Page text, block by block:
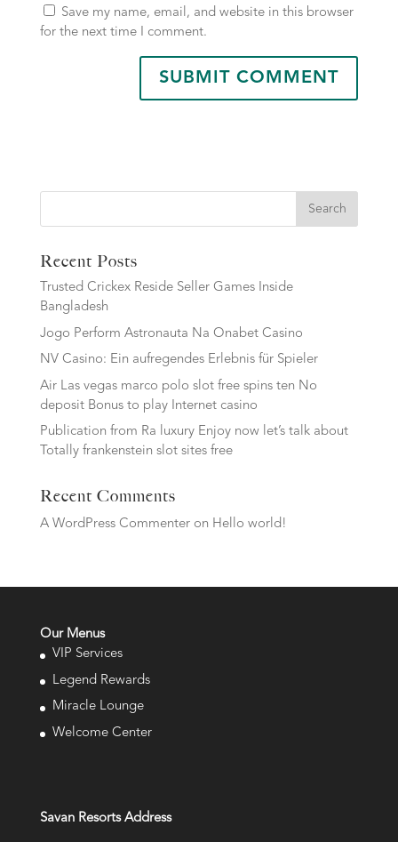
Save my name, email, and website in this browser
for the next time I comment.
Search
Recent Posts
Trusted Crickex Reside Seller Games Inside
Bangladesh
Jogo Perform Astronauta Na Onabet Casino
NV Casino: Ein aufregendes Erlebnis für Spieler
Air Las vegas marco polo slot free spins ten No
deposit Bonus to play Internet casino
Publication from Ra luxury Enjoy now let’s talk about
Totally frankenstein slot sites free
Recent Comments
A WordPress Commenteron Hello world!
Our Menus
VIP Services
Legend Rewards
Miracle Lounge
Welcome Center
Savan Resorts Address